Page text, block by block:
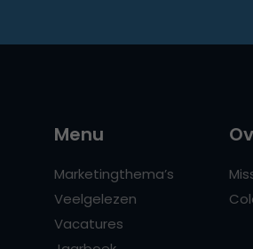
Menu
Marketingthema’s
Veelgelezen
Vacatures